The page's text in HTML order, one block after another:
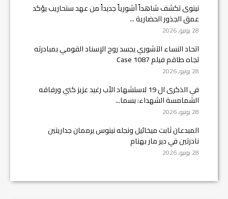
نينوى تكشف شاهداً آشورياً جديداً من عهد سنحاريب يؤكد
عمق الجذور الحضارية ...
28 يونيو, 2026
اتحاد النساء الآشوري يجسد روح الإسناد القومي بمبادرته
تجاه طاقم فيلم Case 1087
28 يونيو, 2026
في الذكرى ال 19 لاستشهاد الأب رغيد عزيز كني ورفاقه
الشمامسة الشهداء: بسما...
28 يونيو, 2026
المبدعان ثابت ميخائيل ونجله نينوس يرممان جداريتين
نادرتين في دير مار بهنام
28 يونيو, 2026